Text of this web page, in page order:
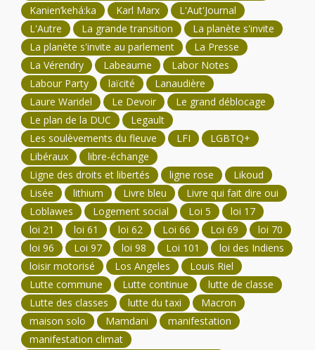
Kanien’kehá:ka Karl Marx
L'Aut'Journal
L'Autre
La grande transition
La planète s'invite
La planète s'invite au parlement
La Presse
La Vérendry
Labeaume
Labor Notes
Labour Party
laïcité
Lanaudière
Laure Waridel
Le Devoir
Le grand déblocage
Le plan de la DUC
Legault
Les soulèvements du fleuve
LFI
LGBTQ+
Libéraux
libre-échange
Ligne des droits et libertés
ligne rose
Likoud
Lisée
lithium Livre bleu
Livre qui fait dire oui
Loblawes
Logement social Loi 5
loi 17
loi 21
loi 61 loi 62 Loi 66 Loi 69
loi 70
loi 96
Loi 97 loi 98 Loi 101
loi des Indiens
loisir motorisé
Los Angeles
Louis Riel
Lutte commune
Lutte continue
lutte de classe
Lutte des classes
lutte du taxi
Macron
maison solo
Mamdani
manifestation
manifestation climat